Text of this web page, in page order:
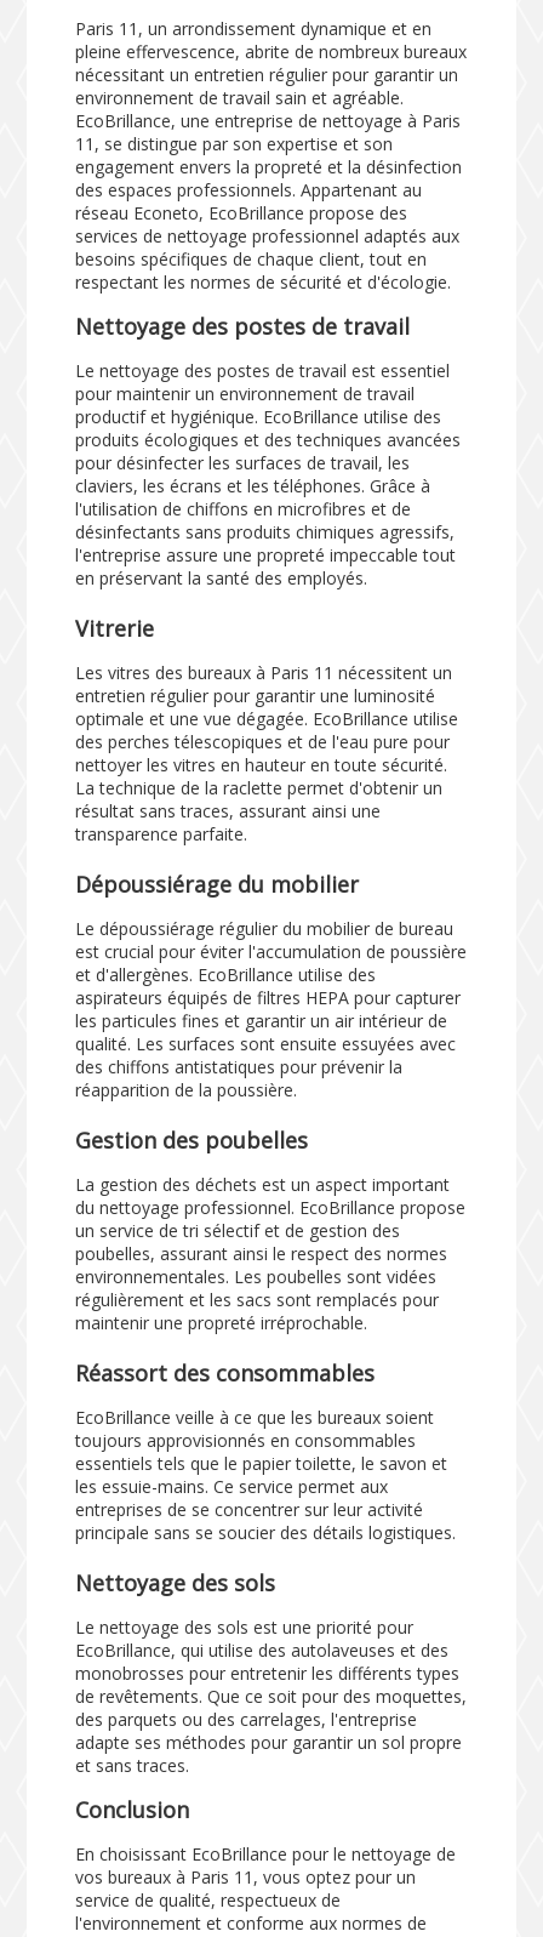
Paris 11, un arrondissement dynamique et en
pleine effervescence, abrite de nombreux bureaux
nécessitant un entretien régulier pour garantir un
environnement de travail sain et agréable.
EcoBrillance, une entreprise de nettoyage à Paris
11, se distingue par son expertise et son
engagement envers la propreté et la désinfection
des espaces professionnels. Appartenant au
réseau Econeto, EcoBrillance propose des
services de nettoyage professionnel adaptés aux
besoins spécifiques de chaque client, tout en
respectant les normes de sécurité et d'écologie.
Nettoyage des postes de travail
Le nettoyage des postes de travail est essentiel
pour maintenir un environnement de travail
productif et hygiénique. EcoBrillance utilise des
produits écologiques et des techniques avancées
pour désinfecter les surfaces de travail, les
claviers, les écrans et les téléphones. Grâce à
l'utilisation de chiffons en microfibres et de
désinfectants sans produits chimiques agressifs,
l'entreprise assure une propreté impeccable tout
en préservant la santé des employés.
Vitrerie
Les vitres des bureaux à Paris 11 nécessitent un
entretien régulier pour garantir une luminosité
optimale et une vue dégagée. EcoBrillance utilise
des perches télescopiques et de l'eau pure pour
nettoyer les vitres en hauteur en toute sécurité.
La technique de la raclette permet d'obtenir un
résultat sans traces, assurant ainsi une
transparence parfaite.
Dépoussiérage du mobilier
Le dépoussiérage régulier du mobilier de bureau
est crucial pour éviter l'accumulation de poussière
et d'allergènes. EcoBrillance utilise des
aspirateurs équipés de filtres HEPA pour capturer
les particules fines et garantir un air intérieur de
qualité. Les surfaces sont ensuite essuyées avec
des chiffons antistatiques pour prévenir la
réapparition de la poussière.
Gestion des poubelles
La gestion des déchets est un aspect important
du nettoyage professionnel. EcoBrillance propose
un service de tri sélectif et de gestion des
poubelles, assurant ainsi le respect des normes
environnementales. Les poubelles sont vidées
régulièrement et les sacs sont remplacés pour
maintenir une propreté irréprochable.
Réassort des consommables
EcoBrillance veille à ce que les bureaux soient
toujours approvisionnés en consommables
essentiels tels que le papier toilette, le savon et
les essuie-mains. Ce service permet aux
entreprises de se concentrer sur leur activité
principale sans se soucier des détails logistiques.
Nettoyage des sols
Le nettoyage des sols est une priorité pour
EcoBrillance, qui utilise des autolaveuses et des
monobrosses pour entretenir les différents types
de revêtements. Que ce soit pour des moquettes,
des parquets ou des carrelages, l'entreprise
adapte ses méthodes pour garantir un sol propre
et sans traces.
Conclusion
En choisissant EcoBrillance pour le nettoyage de
vos bureaux à Paris 11, vous optez pour un
service de qualité, respectueux de
l'environnement et conforme aux normes de